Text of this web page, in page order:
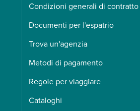
Condizioni generali di contratto
Documenti per l'espatrio
Trova un'agenzia
Metodi di pagamento
Regole per viaggiare
Cataloghi